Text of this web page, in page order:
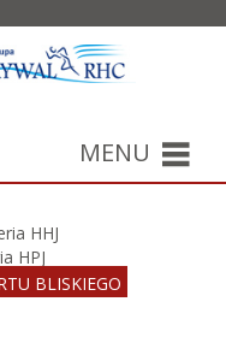
MENU
HHJ
HPJ
BLISKIEGO